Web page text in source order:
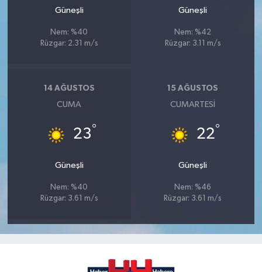
Güneşli
Nem: %40
Rüzgar: 2.31 m/s
Güneşli
Nem: %42
Rüzgar: 3.11 m/s
14 AĞUSTOS
CUMA
23°
Güneşli
Nem: %40
Rüzgar: 3.61 m/s
15 AĞUSTOS
CUMARTESI
22°
Güneşli
Nem: %46
Rüzgar: 3.61 m/s